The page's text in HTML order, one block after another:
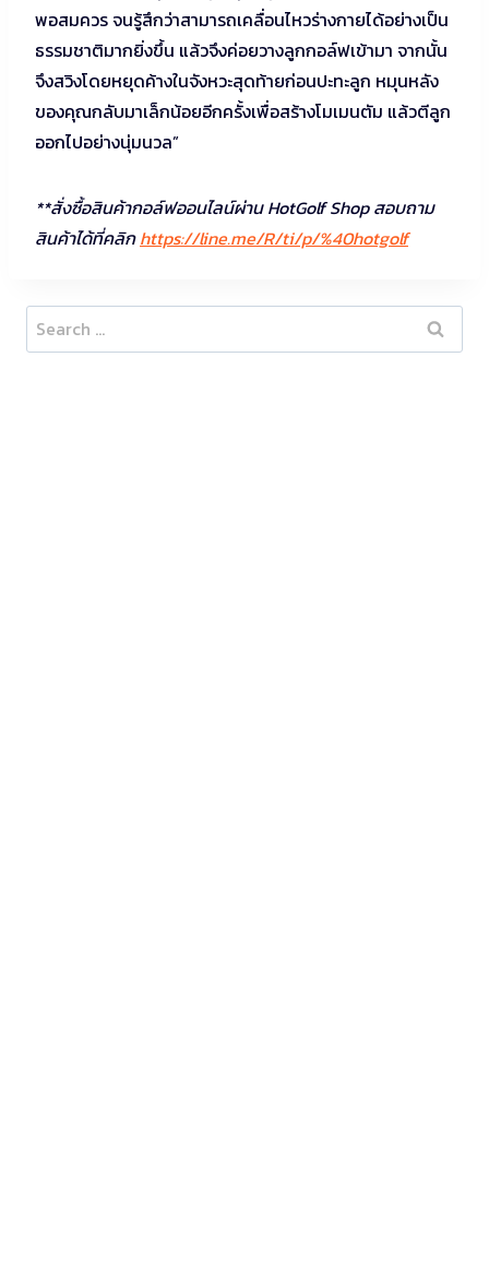
พอสมควร จนรู้สึกว่าสามารถเคลื่อนไหวร่างกายได้อย่างเป็น
ธรรมชาติมากยิ่งขึ้น แล้วจึงค่อยวางลูกกอล์ฟเข้ามา จากนั้น
จึงสวิงโดยหยุดค้างในจังหวะสุดท้ายก่อนปะทะลูก หมุนหลัง
ของคุณกลับมาเล็กน้อยอีกครั้งเพื่อสร้างโมเมนตัม แล้วตีลูก
ออกไปอย่างนุ่มนวล”
**สั่งซื้อสินค้ากอล์ฟออนไลน์ผ่าน HotGolf Shop สอบถาม
สินค้าได้ที่คลิกhttps://line.me/R/ti/p/%40hotgolf
Search
for: